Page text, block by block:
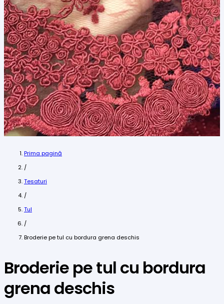
Prima pagină
/
Tesaturi
/
Tul
/
Broderie pe tul cu bordura grena deschis
Broderie pe tul cu bordura
grena deschis